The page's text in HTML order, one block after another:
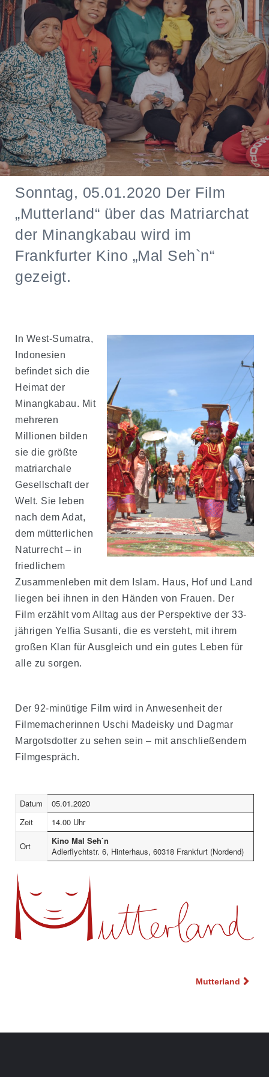
Sonntag, 05.01.2020 Der Film
„Mutterland“ über das Matriarchat
der Minangkabau wird im
Frankfurter Kino „Mal Seh`n“
gezeigt.
In West-Sumatra,
Indonesien
befindet sich die
Heimat der
Minangkabau. Mit
mehreren
Millionen bilden
sie die größte
matriarchale
Gesellschaft der
Welt. Sie leben
nach dem Adat,
dem mütterlichen
Naturrecht – in
friedlichem
Zusammenleben mit dem Islam. Haus, Hof und Land
liegen bei ihnen in den Händen von Frauen. Der
Film erzählt vom Alltag aus der Perspektive der 33-
jährigen Yelfia Susanti, die es versteht, mit ihrem
großen Klan für Ausgleich und ein gutes Leben für
alle zu sorgen.
Der 92-minütige Film wird in Anwesenheit der
Filmemacherinnen Uschi Madeisky und Dagmar
Margotsdotter zu sehen sein – mit anschließendem
Filmgespräch.
Datum
05.01.2020
Zeit
14.00 Uhr
Ort
Kino Mal Seh`n
Adlerflychtstr. 6, Hinterhaus, 60318 Frankfurt (Nordend)
Mutterland